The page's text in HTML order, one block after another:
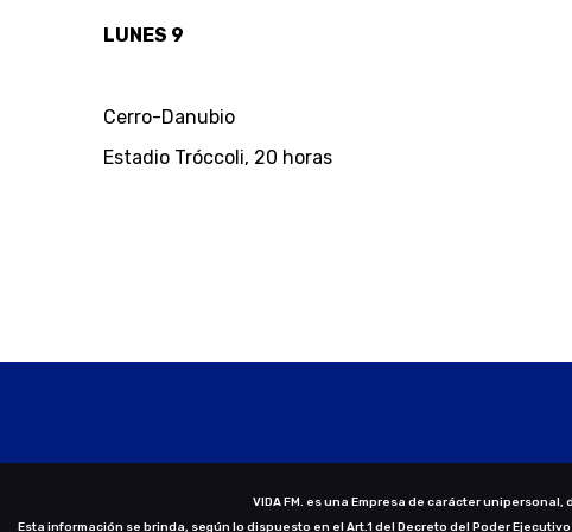
LUNES 9
Cerro-Danubio
Estadio Tróccoli, 20 horas
VIDA FM. es una Empresa de carácter unipersonal,
Esta información se brinda, según lo dispuesto en el Art.1 del Decreto del Poder